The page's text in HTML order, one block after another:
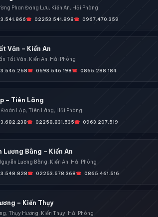
Phan Đăng Lưu, Kiến An, Hải Phòng
02253.541.898 0967.470.359
Văn – Kiến An
Tất Văn, Kiến An, Hải Phòng
0693.546.198 0865.288.184
– Tiên Lãng
Đoàn Lập, Tiên Lãng, Hải Phòng
02258.831.535 0963.207.519
Lương Bằng – Kiến An
Lương Bằng, Kiến An, Hải Phòng
02253.578.368 0865.461.516
– Kiến Thụy
Thụy Hương, Kiến Thụy, Hải Phòng